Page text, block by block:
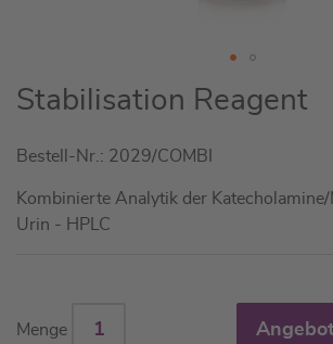
Zum
Anfang
Bildgalerie
springen
Stabilisation Reagent
Bestell-Nr.: 2029/COMBI
Kombinierte Analytik der
Urin - HPLC
Menge